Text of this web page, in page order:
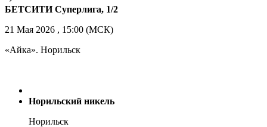
БЕТСИТИ Суперлига, 1/2
21 Мая 2026 , 15:00 (МСК)
«Айка». Норильск
Норильский никель
Норильск